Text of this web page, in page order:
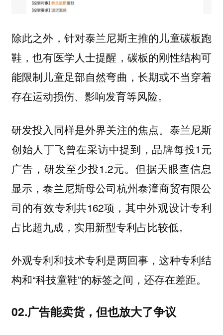
除此之外，针对泰兰尼斯主推的儿童碳板跑
鞋，也有医学人士提醒，碳板的刚性结构可
能限制儿童足部自然弯曲，长期或不当穿着
存在运动损伤、影响发育等风险。
研发投入同样是外界关注的焦点。泰兰尼斯
创始人丁飞曾在采访中提到，品牌每投1元
广告，研发至少投1.2元。但据天眼查信息
显示，泰兰尼斯母公司杭州泰潼商贸有限公
司的有效专利共162项，其中外观设计专利
占比超九成，实用新型专利占比较低。
外观专利和技术专利是两回事，这种专利结
构和“科技童鞋”的标签之间，还存在差距。
02.广告能卖货，但也放大了争议